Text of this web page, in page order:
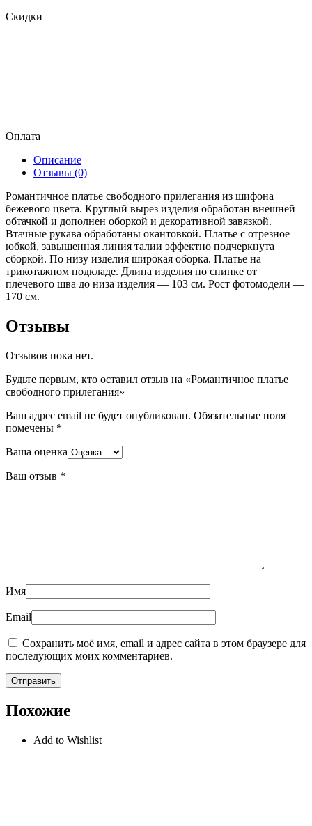
Скидки
Оплата
Описание
Отзывы (0)
Романтичное платье свободного прилегания из шифона
бежевого цвета. Круглый вырез изделия обработан внешней
обтачкой и дополнен оборкой и декоративной завязкой.
Втачные рукава обработаны окантовкой. Платье с отрезное
юбкой, завышенная линия талии эффектно подчеркнута
сборкой. По низу изделия широкая оборка. Платье на
трикотажном подкладе. Длина изделия по спинке от
плечевого шва до низа изделия — 103 см. Рост фотомодели —
170 см.
Отзывы
Отзывов пока нет.
Будьте первым, кто оставил отзыв на «Романтичное платье
свободного прилегания»
Ваш адрес email не будет опубликован. Обязательные поля
помечены *
Ваша оценка
Ваш отзыв *
Имя
Email
Сохранить моё имя, email и адрес сайта в этом браузере для
последующих моих комментариев.
Похожие
Add to Wishlist